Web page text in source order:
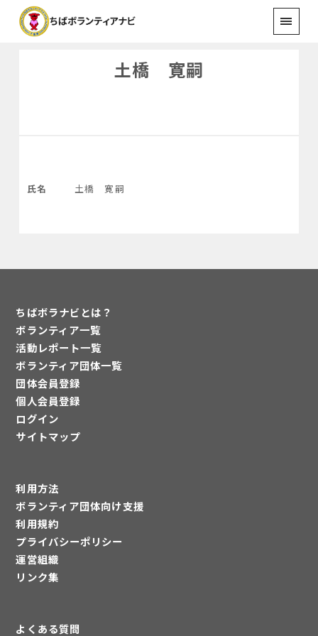
土橋 寛嗣
氏名 土橋 寛嗣
ちばボラナビとは？
ボランティア一覧
活動レポート一覧
ボランティア団体一覧
団体会員登録
個人会員登録
ログイン
サイトマップ
利用方法
ボランティア団体向け支援
利用規約
プライバシーポリシー
運営組織
リンク集
よくある質問